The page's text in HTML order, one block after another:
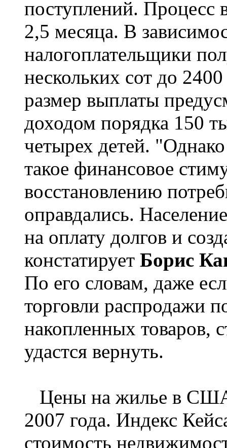
поступлений. Процесс
2,5 месяца. В
налогоплательщики
нескольких сот до
размер выплаты
доходом порядка 150
четырех детей.
такое финансовое
восстановлению
оправдались.
на оплату долгов и
констатирует Борис
По его словам, даже
торговли распродажи
накопленных товаров,
удастся вернуть.
Цены на жилье в США
2007 года. Индекс
стоимость